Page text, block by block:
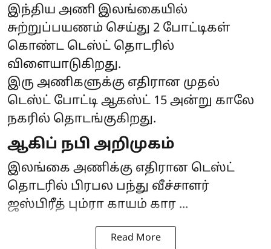
இந்திய அணி இலங்கையில்
சுற்றுப்பயணம் செய்து 2 போட்டிகள்
கொண்ட டெஸ்ட் தொடரில்
விளையாடுகிறது.
இரு அணிகளுக்கு எதிரான முதல்
டெஸ்ட் போட்டி ஆகஸ்ட் 15 அன்று காலே
நகரில் தொடங்குகிறது.
ஆகிப் நபி அறிமுகம்
இலங்கை அணிக்கு எதிரான டெஸ்ட்
தொடரில் பிரபல பந்து வீச்சாளர்
ஜஸ்பிரீத் பும்ரா காயம் கார ...
Read More